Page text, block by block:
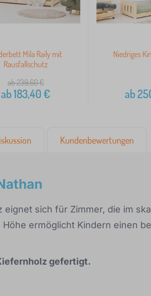
Mila Raily mit
Rausfallschutz
ab 239,60€
ab183,40€
Niedriges
ab
Kundenbewertungen
eignet sich für Zimmer, die im
ermöglicht Kindern einen
gefertigt.